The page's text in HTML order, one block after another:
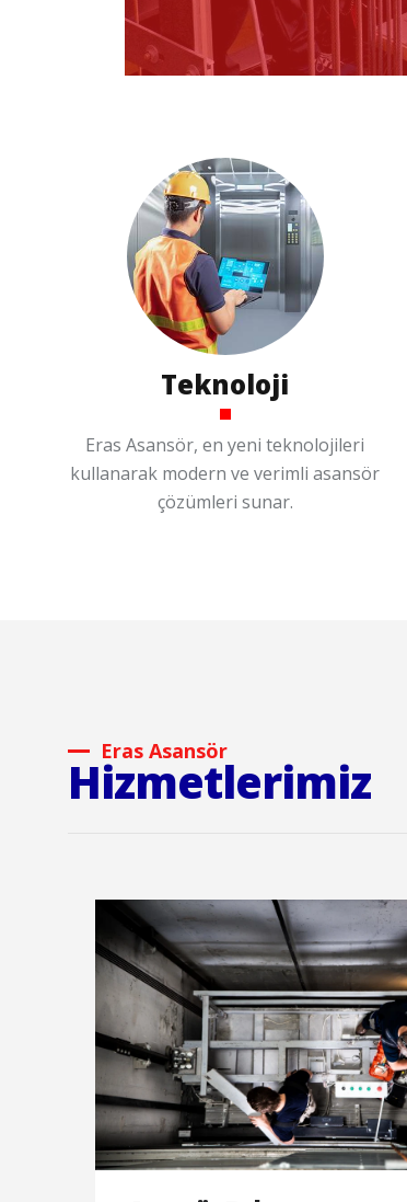
Teknoloji
Eras Asansör, en yeni teknolojileri
kullanarak modern ve verimli asansör
çözümleri sunar.
Eras Asansör
Hizmetlerimiz